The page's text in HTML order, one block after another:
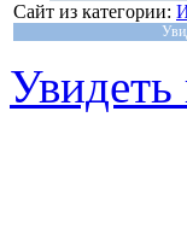
Сайт из категории: